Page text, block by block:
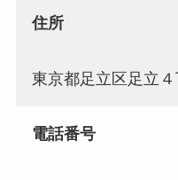
住所
東京都足立区足立
電話番号